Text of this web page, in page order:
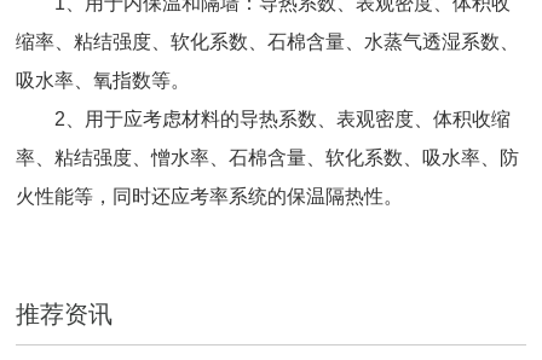
缩率、粘结强度、软化系数、石棉含量、水蒸气透湿系数、
吸水率、氧指数等。
2、用于应考虑材料的导热系数、表观密度、体积收缩
率、粘结强度、憎水率、石棉含量、软化系数、吸水率、防
火性能等，同时还应考率系统的保温隔热性。
推荐资讯